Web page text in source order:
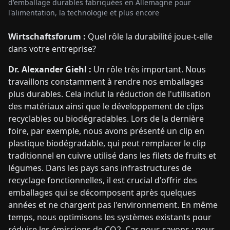
d'emballage durables fabriquées en Allemagne pour
l'alimentation, la technologie et plus encore
Wirtschaftsforum : Quel rôle la durabilité joue-t-elle
dans votre entreprise?
Dr. Alexander Giehl : Un rôle très important. Nous
travaillons constamment à rendre nos emballages
plus durables. Cela inclut la réduction de l'utilisation
des matériaux ainsi que le développement de clips
recyclables ou biodégradables. Lors de la dernière
foire, par exemple, nous avons présenté un clip en
plastique biodégradable, qui peut remplacer le clip
traditionnel en cuivre utilisé dans les filets de fruits et
légumes. Dans les pays sans infrastructures de
recyclage fonctionnelles, il est crucial d'offrir des
emballages qui se décomposent après quelques
années et ne chargent pas l'environnement. En même
temps, nous optimisons les systèmes existants pour